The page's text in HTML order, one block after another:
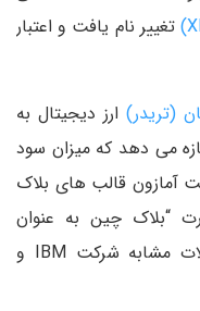
تغییر نام یافت و اعتبار
(تریدر) ارز دیجیتال به
می دهد که میزان سود
آمازون قالب های بلاک
“بلاک چین به عنوان
خدمات” یا BaaS است و با محصولات مشابه شرکت IBM و